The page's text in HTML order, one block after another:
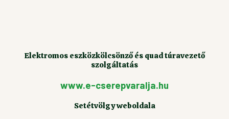
Elektromos eszközkölcsönző és quad túravezető
szolgáltatás
www.e-cserepvaralja.hu
Setétvölgy weboldala